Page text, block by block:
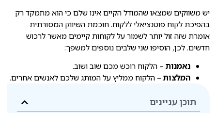
יש משווקים שמצאו שהמודל הקיים אינו שלם כי הוא מתמקד רק
בהפיכת לקוח פוטנציאלי ללקוח. חוכמת השיווק המסורתית
אומרת שזה זול יותר לשמור על לקוחות קיימים מאשר לרכוש
חדשים. לכן, הוסיפו שני שלבים נוספים למשפך:
נאמנות – הלקוח רוכש מכם שוב ושוב.
המלצות – הלקוח ממליץ על המותג שלכם לאנשים אחרים.
תוכן עניינים